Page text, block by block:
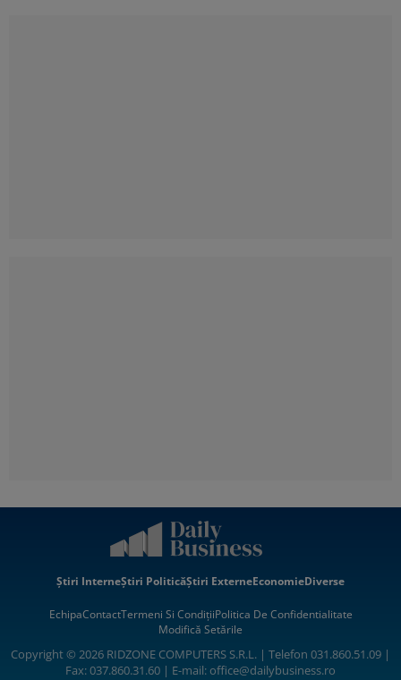
Știri InterneȘtiri PoliticăȘtiri ExterneEconomieDiverse
EchipaContactTermeni Si CondițiiPolitica De Confidentialitate
Modifică Setările
Copyright © 2026 RIDZONE COMPUTERS S.R.L. | Telefon 031.860.51.09 |
Fax: 037.860.31.60 | E-mail:office@dailybusiness.ro